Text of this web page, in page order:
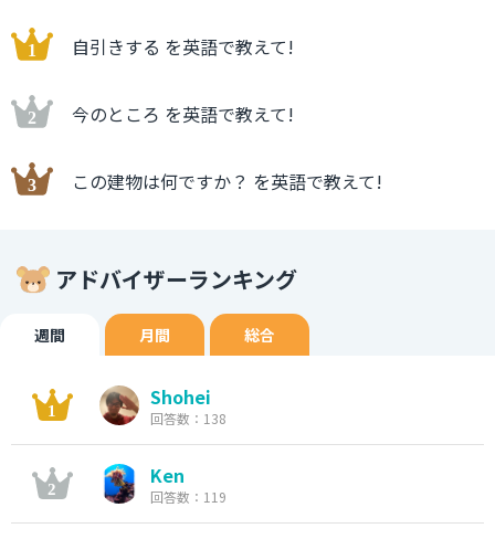
自引きする を英語で教えて!
今のところ を英語で教えて!
この建物は何ですか？ を英語で教えて!
アドバイザーランキング
週間 月間 総合
Shohei
回答数：138
Ken
回答数：119